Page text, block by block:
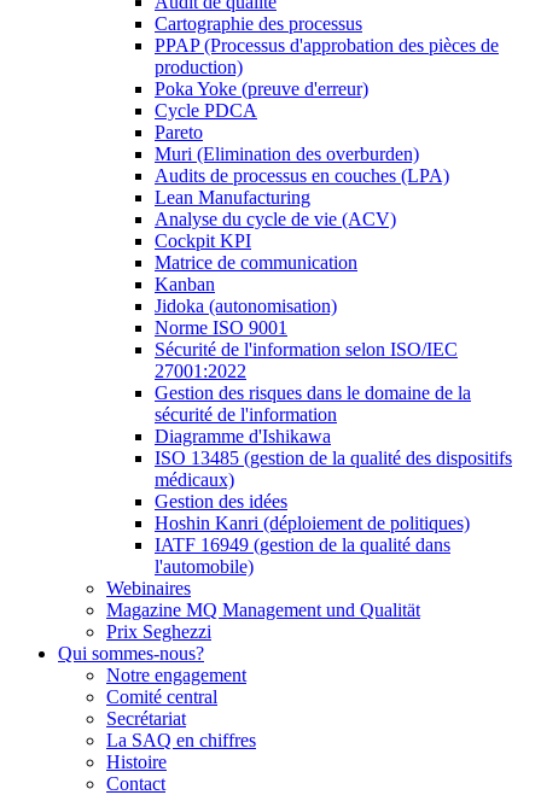
Cartographie des processus
PPAP (Processus d'approbation des pièces de
production)
Poka Yoke (preuve d'erreur)
Cycle PDCA
Pareto
Muri (Elimination des overburden)
Audits de processus en couches (LPA)
Lean Manufacturing
Analyse du cycle de vie (ACV)
Cockpit KPI
Matrice de communication
Kanban
Jidoka (autonomisation)
Norme ISO 9001
Sécurité de l'information selon ISO/IEC
27001:2022
Gestion des risques dans le domaine de la
sécurité de l'information
Diagramme d'Ishikawa
ISO 13485 (gestion de la qualité des dispositifs
médicaux)
Gestion des idées
Hoshin Kanri (déploiement de politiques)
IATF 16949 (gestion de la qualité dans
l'automobile)
Webinaires
Magazine MQ Management und Qualität
Prix Seghezzi
Qui sommes-nous?
Notre engagement
Comité central
Secrétariat
La SAQ en chiffres
Histoire
Contact